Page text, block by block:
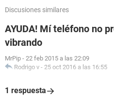
Discusiones similares
AYUDA! Mí teléfono no
vibrando
MrPip - 22 feb 2015 a las 22:09
Rodrigo v - 25 oct 2016 a las 16:55
1 respuesta